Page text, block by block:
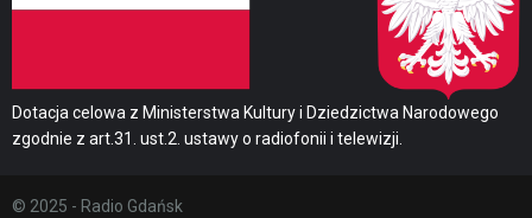
Dotacja celowa z Ministerstwa Kultury i Dziedzictwa Narodowego
zgodnie z art.31. ust.2. ustawy o radiofonii i telewizji.
© 2025 - Radio Gdańsk